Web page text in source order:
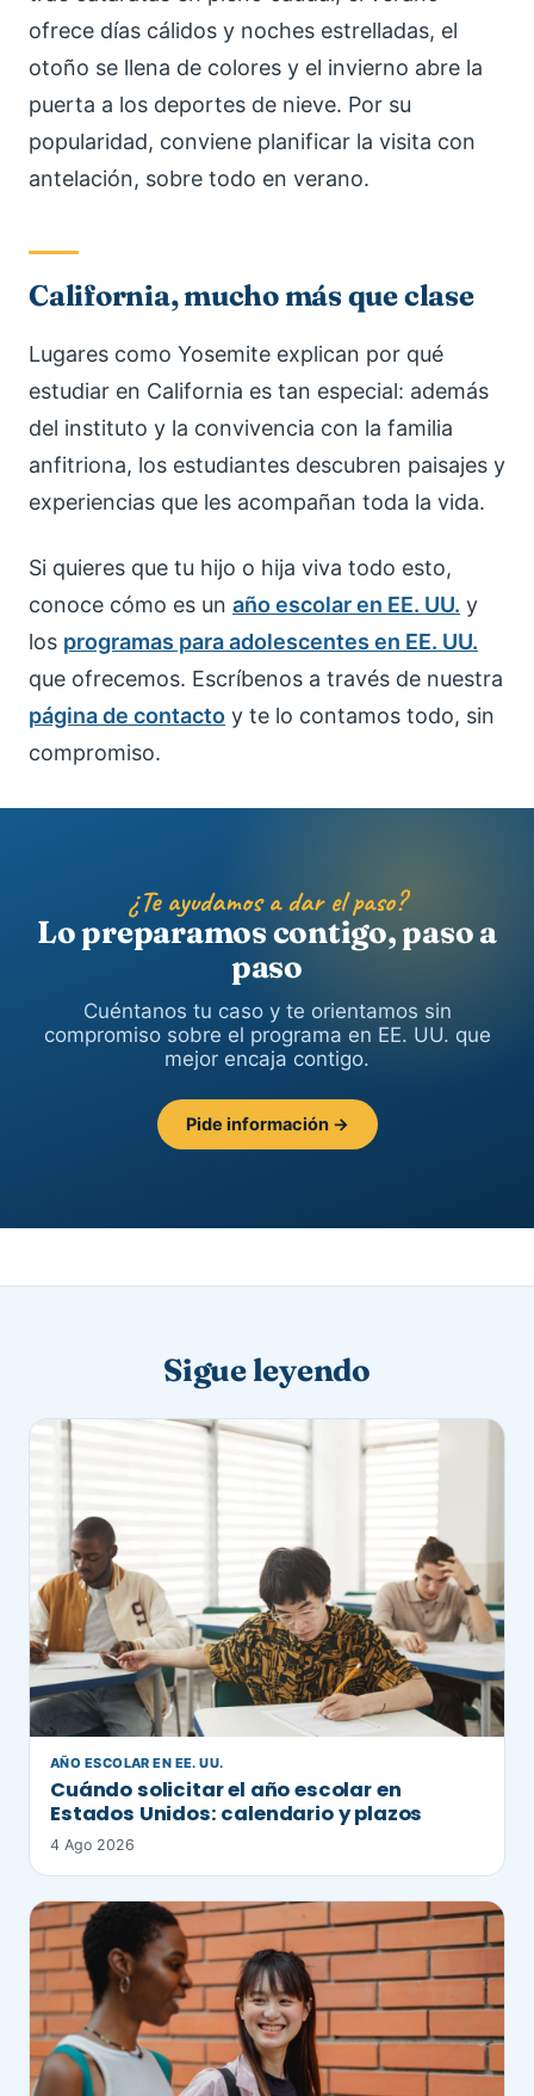
ofrece días cálidos y noches estrelladas, el
otoño se llena de colores y el invierno abre la
puerta a los deportes de nieve. Por su
popularidad, conviene planificar la visita con
antelación, sobre todo en verano.
California, mucho más que clase
Lugares como Yosemite explican por qué
estudiar en California es tan especial: además
del instituto y la convivencia con la familia
anfitriona, los estudiantes descubren paisajes y
experiencias que les acompañan toda la vida.
Si quieres que tu hijo o hija viva todo esto,
conoce cómo es un año escolar en EE. UU. y
los programas para adolescentes en EE. UU.
que ofrecemos. Escríbenos a través de nuestra
página de contacto y te lo contamos todo, sin
compromiso.
¿Te ayudamos a dar el paso?
Lo preparamos contigo, paso a
paso
Cuéntanos tu caso y te orientamos sin
compromiso sobre el programa en EE. UU. que
mejor encaja contigo.
Pide información →
Sigue leyendo
AÑO ESCOLAR EN EE. UU.
Cuándo solicitar el año escolar en
Estados Unidos: calendario y plazos
4 Ago 2026